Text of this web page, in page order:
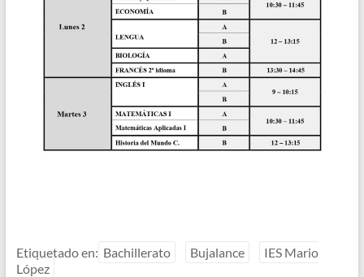
Etiquetado en: Bachillerato Bujalance
IES Mario
López